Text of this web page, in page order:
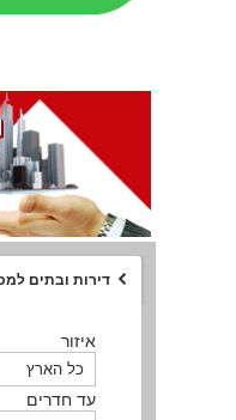
דירות ובתים
איזור
עד חדרים
איזור
עד חדרים
איזור
עד חדרים
איזור
סוג הנכס
סוג הנכס
איזור
עד חדרים
איזור
סוג הנכס